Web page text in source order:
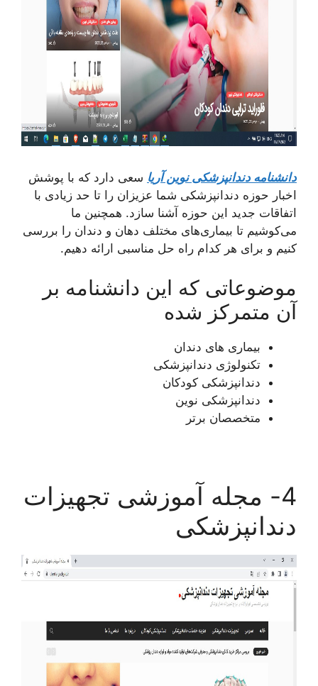
دانشنامه دندانپزشکی نوین آریا سعی دارد که با پوشش
اخبار حوزه دندانپزشکی شما عزیزان را تا حد زیادی با
اتفاقات جدید این حوزه آشنا سازد. همچنین ما
می‌کوشیم تا بیماری‌های مختلف دهان و دندان را بررسی
کنیم و برای هر کدام راه حل مناسبی ارائه دهیم.
موضوعاتی که این دانشنامه بر
آن متمرکز شده
بیماری های دندان
تکنولوژی دندانپزشکی
دندانپزشکی کودکان
دندانپزشکی نوین
متخصصان برتر
4- مجله آموزشی تجهیزات
دندانپزشکی